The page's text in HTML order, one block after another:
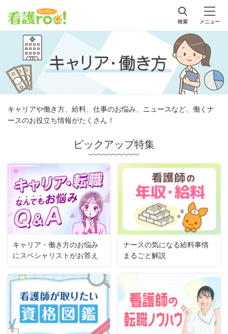
検索 メニュー
キャリアや働き方、給料、仕事のお悩み、ニュースなど、働くナ
ースのお役立ち情報がたくさん！
ピックアップ特集
キャリア・働き方のお悩み
にスペシャリストがお答え
ナースの気になる給料事情
まるごと解説